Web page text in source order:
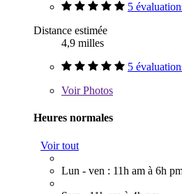
5
Distance estimée
4,9 milles
5
VoirPhotos
Heures normales
Voir tout
Lun - ven : 11h am à 6h